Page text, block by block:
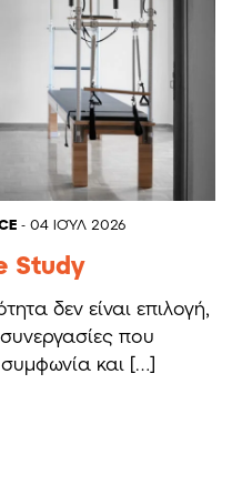
- 04 ΙΟΎΛ 2026
Study
δεν είναι επιλογή,
που
και […]